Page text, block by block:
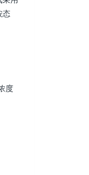
态
度